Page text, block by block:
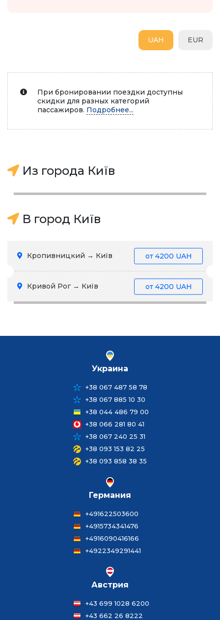
EUR
UAH
При бронировании поездки доступны
скидки для разных категорий
пассажиров. Подробнее...
Из города Київ
В город Київ
Кропивницкий → Київ от 4200 UAH
Кривой Рог → Київ от 4200 UAH
Украина
+38 067 487 58 78
+38 067 885 10 30
+38 044 486 79 00
+38 066 281 80 41
+38 067 240 25 31
+38 093 153 82 25
+38 093 858 38 35
Германия
+491622503600
+4915734341476
+4916090416166
+4922349291441
Австрия
+43 699 1028 6200
+43 662 26 8222